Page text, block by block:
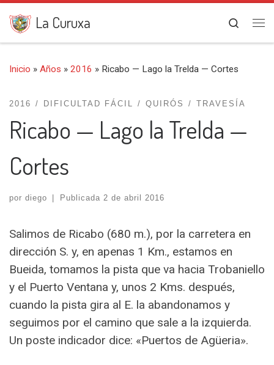
Saltar al contenido
La Curuxa
Search
Inicio » Años » 2016 » Ricabo — Lago la Trelda — Cortes
2016 DIFICULTAD FÁCIL QUIRÓS TRAVESÍA
Ricabo — Lago la Trelda —
Cortes
por diego Publicada 2 de abril 2016
Salimos de Ricabo (680 m.), por la carretera en
dirección S. y, en apenas 1 Km., estamos en
Bueida, tomamos la pista que va hacia Trobaniello
y el Puerto Ventana y, unos 2 Kms. después,
cuando la pista gira al E. la abandonamos y
seguimos por el camino que sale a la izquierda.
Un poste indicador dice: «Puertos de Agüeria».